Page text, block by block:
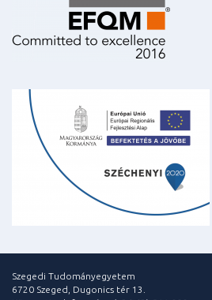
Szegedi Tudományegyetem
6720 Szeged, Dugonics tér 13.